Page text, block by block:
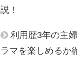
説！
利用歴3年の主
ラマを楽しめるか